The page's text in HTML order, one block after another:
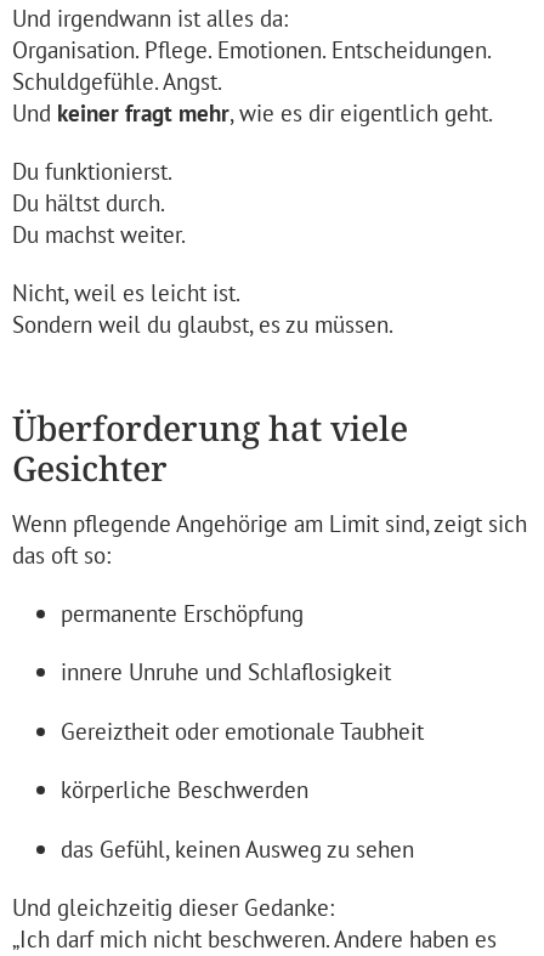
Und irgendwann ist alles da:
Organisation. Pflege. Emotionen. Entscheidungen.
Schuldgefühle. Angst.
Und keiner fragt mehr, wie es dir eigentlich geht.
Du funktionierst.
Du hältst durch.
Du machst weiter.
Nicht, weil es leicht ist.
Sondern weil du glaubst, es zu müssen.
Überforderung hat viele
Gesichter
Wenn pflegende Angehörige am Limit sind, zeigt sich
das oft so:
permanente Erschöpfung
innere Unruhe und Schlaflosigkeit
Gereiztheit oder emotionale Taubheit
körperliche Beschwerden
das Gefühl, keinen Ausweg zu sehen
Und gleichzeitig dieser Gedanke:
„Ich darf mich nicht beschweren. Andere haben es